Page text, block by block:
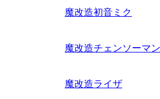
魔改造初音ミク
魔改造チェンソーマン
魔改造ライザ